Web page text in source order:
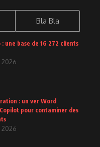
Bla Bla
: une base de 16 272 clients
2026
: un ver Word
pour contaminer des
2026